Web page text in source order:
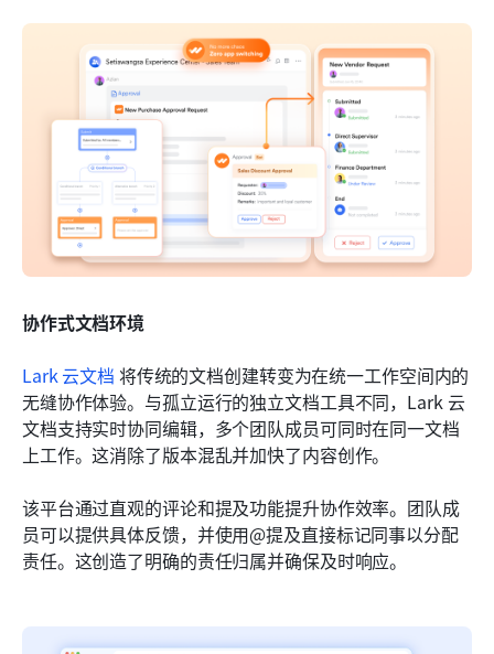
协作式文档环境
Lark 云文档 将传统的文档创建转变为在统一工作空间内的
无缝协作体验。与孤立运行的独立文档工具不同，Lark 云
文档支持实时协同编辑，多个团队成员可同时在同一文档
上工作。这消除了版本混乱并加快了内容创作。
该平台通过直观的评论和提及功能提升协作效率。团队成
员可以提供具体反馈，并使用@提及直接标记同事以分配
责任。这创造了明确的责任归属并确保及时响应。